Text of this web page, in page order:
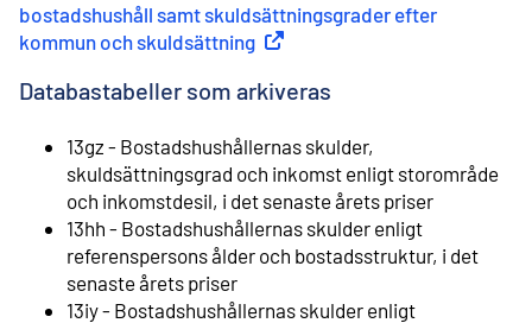
bostadshushåll samt skuldsättningsgrader efter
kommun och skuldsättning Extern länk
Databastabeller som arkiveras
13gz - Bostadshushållernas skulder,
skuldsättningsgrad och inkomst enligt storområde
och inkomstdesil, i det senaste årets priser
13hh - Bostadshushållernas skulder enligt
referenspersons ålder och bostadsstruktur, i det
senaste årets priser
13iy - Bostadshushållernas skulder enligt